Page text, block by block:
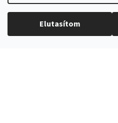
Elutasítom